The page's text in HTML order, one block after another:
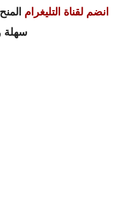
انضم لقناة التليغرام
سهلة